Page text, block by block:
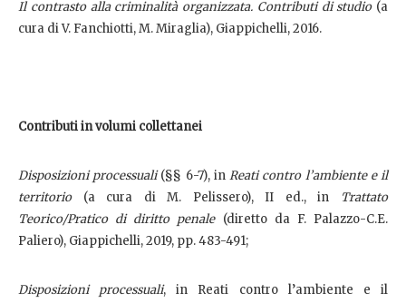
Il contrasto alla criminalità organizzata. Contributi di studio(a
cura di V. Fanchiotti, M. Miraglia), Giappichelli, 2016.
Contributi in volumi collettanei
Disposizioni processuali(§§ 6-7), inReati contro l’ambiente e il
territorio(a cura di M. Pelissero), II ed., in
Trattato
Teorico/Pratico di diritto penale(diretto da F. Palazzo-C.E.
Paliero), Giappichelli, 2019, pp. 483-491;
Disposizioni processuali, in Reati contro l’ambiente e il